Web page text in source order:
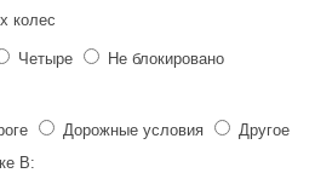
колес
Четыре
Не блокировано
Дорожные условия
Другое
В: